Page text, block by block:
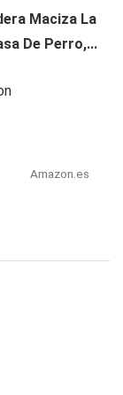
Maciza La
De Perro,...
Amazon.es